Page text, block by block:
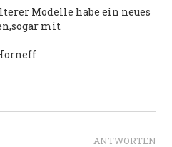
Modelle habe ein neues
mit
ANTWORTEN